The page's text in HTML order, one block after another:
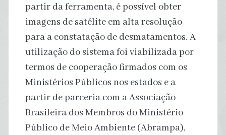
partir da ferramenta, é possível obter
imagens de satélite em alta resolução
para a constatação de desmatamentos. A
utilização do sistema foi viabilizada por
termos de cooperação firmados com os
Ministérios Públicos nos estados e a
partir de parceria com a Associação
Brasileira dos Membros do Ministério
Público de Meio Ambiente (Abrampa),